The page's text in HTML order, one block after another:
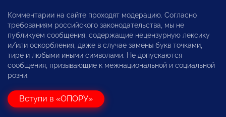
Комментарии на сайте проходят модерацию. Согласно
требованиям российского законодательства, мы не
публикуем сообщения, содержащие нецензурную лексику
и/или оскорбления, даже в случае замены букв точками,
тире и любыми иными символами. Не допускаются
сообщения, призывающие к межнациональной и социальной
розни.
Вступи в «ОПОРУ»